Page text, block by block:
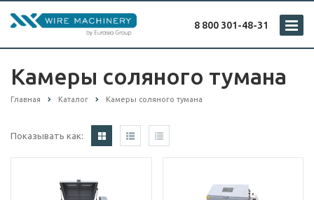
8 800 301-48-31
Камеры соляного тумана
Главная Каталог Камеры соляного тумана
Показывать как: